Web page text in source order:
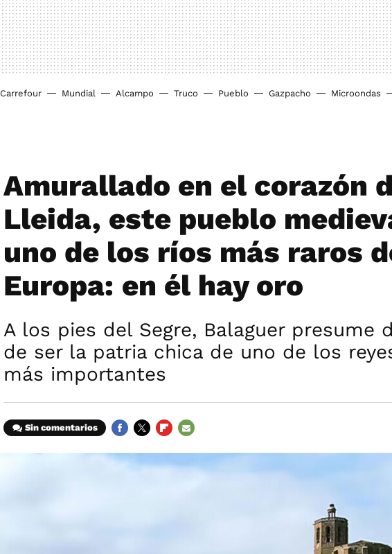
Carrefour Mundial Alcampo Truco Pueblo Gazpacho Microondas
Amurallado en el corazón
Lleida, este pueblo
uno de los ríos más raros
Europa: en él hay oro
A los pies del Segre, Balaguer presume
de ser la patria chica de uno de los
más importantes
Sin comentarios